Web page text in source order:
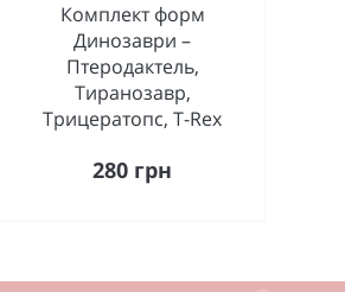
Комплект форм
Динозаври –
Птеродактель,
Тиранозавр,
Трицератопс, T-Rex
280 грн